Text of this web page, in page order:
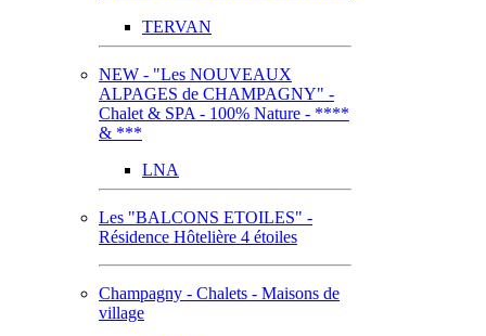
TERVAN
NEW - "Les NOUVEAUX
ALPAGES de CHAMPAGNY" -
Chalet & SPA - 100% Nature - ****
& ***
LNA
Les "BALCONS ETOILES" -
Résidence Hôtelière 4 étoiles
Champagny - Chalets - Maisons de
village